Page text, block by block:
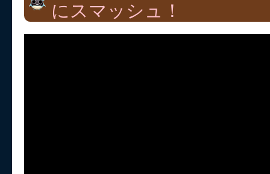
にスマッシュ！